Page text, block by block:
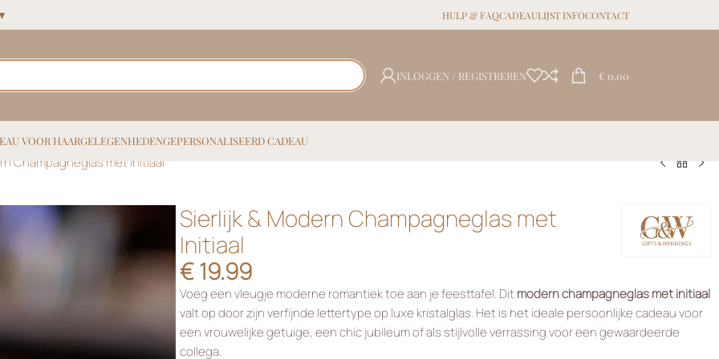
HULP & FAQCADEAULIJST INFOCONTACT
INLOGGEN / REGISTREREN € 0.00
VOOR HAARGELEGENHEDENGEPERSONALISEERD CADEAU
Champagneglas met Initiaal
Sierlijk & Modern Champagneglas met
Initiaal
€19.99
Voeg een vleugje moderne romantiek toe aan je feesttafel. Dit modern champagneglas met initiaal
valt op door zijn verfijnde lettertype op luxe kristalglas. Het is het ideale persoonlijke cadeau voor
een vrouwelijke getuige, een chic jubileum of als stijlvolle verrassing voor een gewaardeerde
collega.